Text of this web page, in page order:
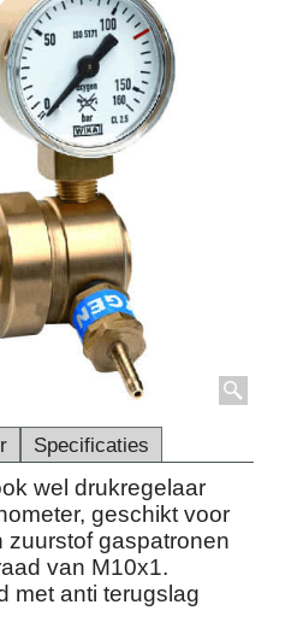
Specificaties
wel drukregelaar
geschikt voor
zuurstof gaspatronen
van M10x1.
met anti terugslag